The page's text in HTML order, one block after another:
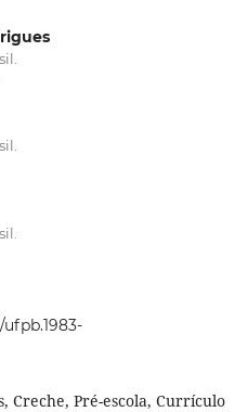
Creche, Pré-escola, Currículo